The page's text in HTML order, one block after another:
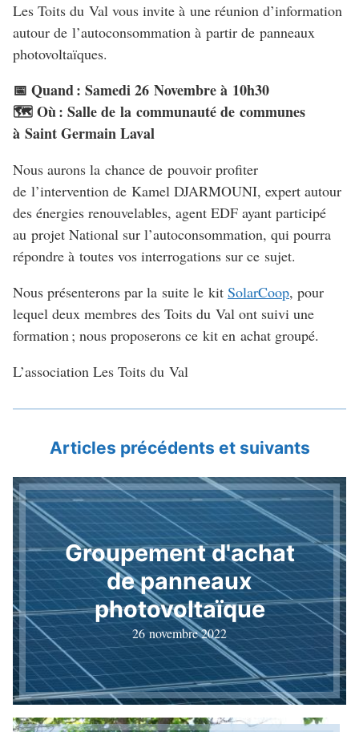
Les Toits du Val vous invite à une réunion d’information
autour de l’autoconsommation à partir de panneaux
photovoltaïques.
📅 Quand : Samedi 26 Novembre à 10h30
🗺️ Où : Salle de la communauté de communes
à Saint Germain Laval
Nous aurons la chance de pouvoir profiter
de l’intervention de Kamel DJARMOUNI, expert autour
des énergies renouvelables, agent EDF ayant participé
au projet National sur l’autoconsommation, qui pourra
répondre à toutes vos interrogations sur ce sujet.
Nous présenterons par la suite le kit SolarCoop, pour
lequel deux membres des Toits du Val ont suivi une
formation ; nous proposerons ce kit en achat groupé.
L’association Les Toits du Val
Articles précédents et suivants
Groupement d'achat
de panneaux
photovoltaïque
26 novembre 2022